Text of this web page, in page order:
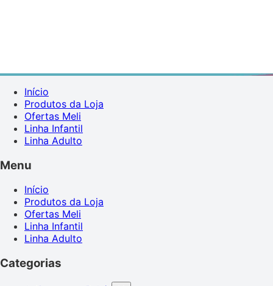
Início
Produtos da Loja
Ofertas Meli
Linha Infantil
Linha Adulto
Menu
Início
Produtos da Loja
Ofertas Meli
Linha Infantil
Linha Adulto
Categorias